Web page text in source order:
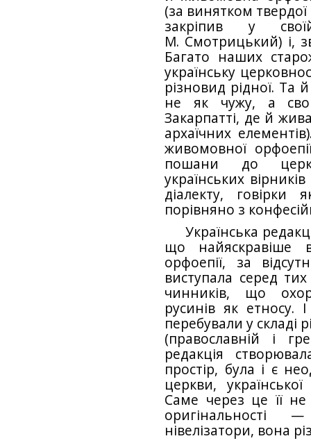
(за винятком
закріпив у
M. Смотрицький) і,
Багато наших
українську
різновид рідної. Та
не як чужу, а
Закарпатті, де й
архаїчних
живомовної
пошани до
українських
діалекту, говірки
порівняно з
Українська
що найяскравіше
орфоепії, за
виступала серед
чинників, що
русинів як
перебували у складі
(православній і
редакція
простір, була і є
церкви,
Саме через це її
оригінальності —
нівелізатори, вона